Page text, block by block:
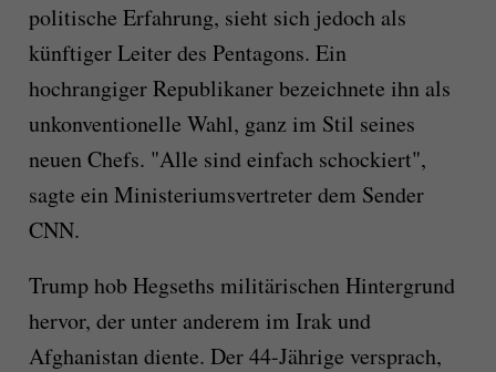
politische Erfahrung, sieht sich jedoch als
künftiger Leiter des Pentagons. Ein
hochrangiger Republikaner bezeichnete ihn als
unkonventionelle Wahl, ganz im Stil seines
neuen Chefs. "Alle sind einfach schockiert",
sagte ein Ministeriumsvertreter dem Sender
CNN.
Trump hob Hegseths militärischen Hintergrund
hervor, der unter anderem im Irak und
Afghanistan diente. Der 44-Jährige versprach,